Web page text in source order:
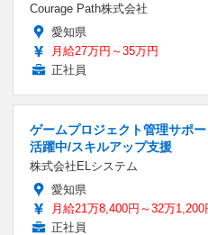
Courage Path株式会社
愛知県
月給27万円～35万円
正社員
ゲームプロジェクト管理サポ
活躍中/スキルアップ支援
株式会社ELシステム
愛知県
月給21万8,400円～32万1,200
正社員